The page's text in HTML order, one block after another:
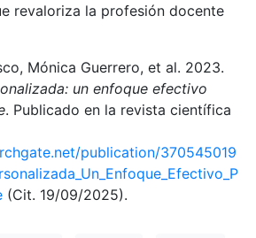
revaloriza la profesión docente
Mónica Guerrero, et al. 2023.
un enfoque efectivo
. Publicado en la revista científica
publication/370545019
(Cit. 19/09/2025).